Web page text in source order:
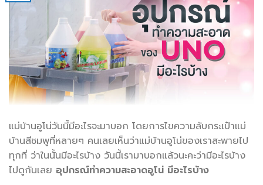
แม่บ้านอูโน่วันนี้มีอะไรจะมาบอก โดยการไขความลับกระเป๋าแม่
บ้านสีชมพูที่หลายๆ คนเลยเห็นว่าแม่บ้านอูโน่ของเราสะพายไป
ทุกที่ ว่าในนั้นมีอะไรบ้าง วันนี้เรามาบอกแล้วนะคะว่ามีอะไรบ้าง
ไปดูกันเลย อุปกรณ์ทำความสะอาดอูโน่ มีอะไรบ้าง